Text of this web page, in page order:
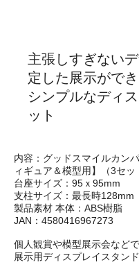
主張しすぎない
定した展示がで
シンプルなディ
ット
内容：グッドスマイルカン
ィギュア＆模型用】（3セッ
台座サイズ：95ｘ95mm
支柱サイズ：最長時
製品素材 本体：ABS樹脂
JAN：4580416967273
個人観賞や模型展示会など
展示用ディスプレイスタン